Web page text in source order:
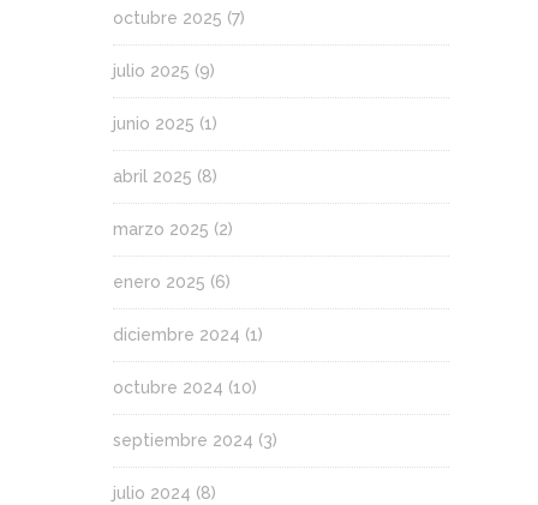
octubre 2025 (7)
julio 2025 (9)
junio 2025 (1)
abril 2025 (8)
marzo 2025 (2)
enero 2025 (6)
diciembre 2024 (1)
octubre 2024 (10)
septiembre 2024 (3)
julio 2024 (8)